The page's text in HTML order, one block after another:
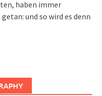
haben immer
und so wird es denn